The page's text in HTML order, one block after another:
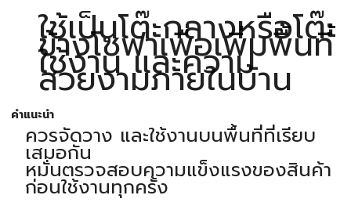
ใช้เป็นโต๊ะกลางหรือโต๊ะ
ข้างโซฟาเพื่อเพิ่มพื้นที่
ใช้งาน และความ
สวยงามภายในบ้าน
คำแนะนำ
ควรจัดวาง และใช้งานบนพื้นที่ที่เรียบ
เสมอกัน
หมั่นตรวจสอบความแข็งแรงของสินค้า
ก่อนใช้งานทุกครั้ง